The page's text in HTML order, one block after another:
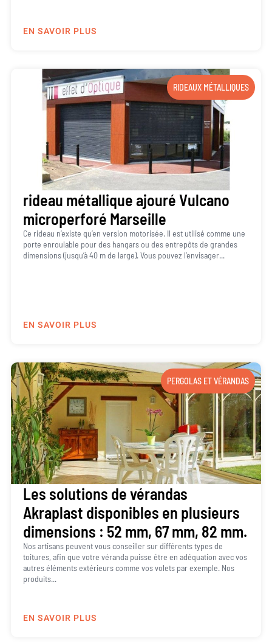
EN SAVOIR PLUS
RIDEAUX MÉTALLIQUES
rideau métallique ajouré Vulcano
microperforé Marseille
Ce rideau n’existe qu’en version motorisée. Il est utilisé comme une
porte enroulable pour des hangars ou des entrepôts de grandes
dimensions (jusqu’à 40 m de large). Vous pouvez l’envisager...
EN SAVOIR PLUS
PERGOLAS ET VÉRANDAS
Les solutions de vérandas
Akraplast disponibles en plusieurs
dimensions : 52 mm, 67 mm, 82 mm.
Nos artisans peuvent vous conseiller sur différents types de
toitures, afin que votre véranda puisse être en adéquation avec vos
autres éléments extérieurs comme vos volets par exemple. Nos
produits...
EN SAVOIR PLUS